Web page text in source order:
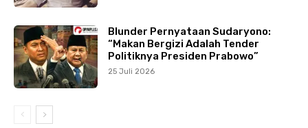
Blunder Pernyataan Sudaryono:
“Makan Bergizi Adalah Tender
Politiknya Presiden Prabowo”
25 Juli 2026